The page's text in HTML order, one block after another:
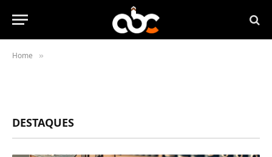
Home »
DESTAQUES